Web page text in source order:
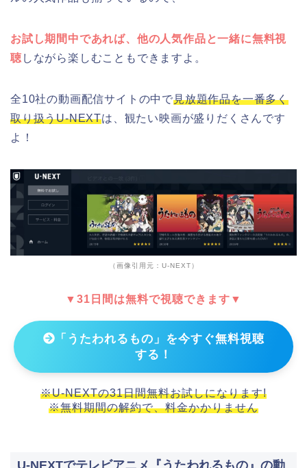
お試し期間中であれば、他の人気作品と一緒に無料視
聴 しながら楽しむこともできますよ。
全10社の動画配信サイトの中で見放題作品を一番多く
取り扱うU-NEXTは、観たい映画が盛りだくさんです
よ！
（画像引用元：U-NEXT）
▼31日間は無料で視聴できます▼
「うたわれるもの」を今すぐ無料視聴
する！
※U-NEXTの31日間無料お試しになります!
※無料期間の解約で、料金かかりません
U-NEXTでテレビアニメ『うたわれるもの』の動